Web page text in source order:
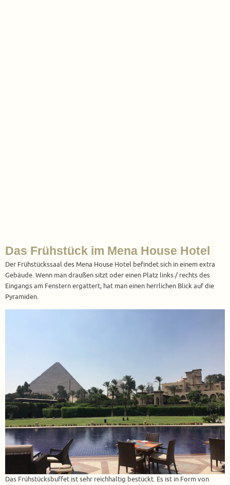
Das Frühstück im Mena House Hotel
Der Frühstückssaal des Mena House Hotel befindet sich in einem extra
Gebäude. Wenn man draußen sitzt oder einen Platz links / rechts des
Eingangs am Fenstern ergattert, hat man einen herrlichen Blick auf die
Pyramiden.
Das Frühstücksbuffet ist sehr reichhaltig bestückt. Es ist in Form von